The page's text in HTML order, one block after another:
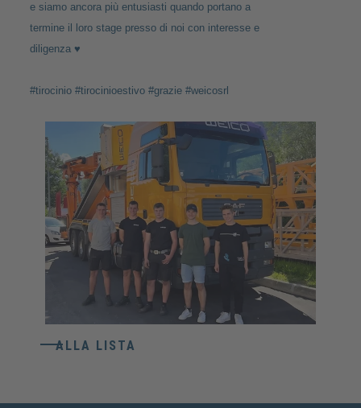
e siamo ancora più entusiasti quando portano a
termine il loro stage presso di noi con interesse e
diligenza ♥️
#tirocinio #tirocinioestivo #grazie #weicosrl
ALLA LISTA